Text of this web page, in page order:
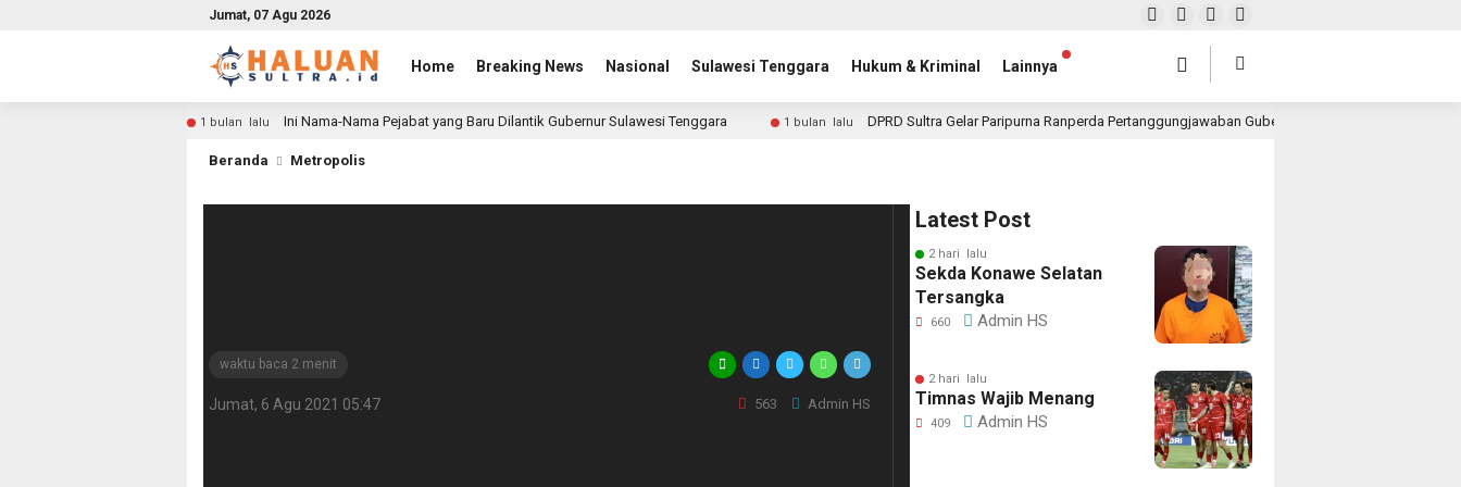
Jumat, 07 Agu 2026
Home Breaking News Nasional Sulawesi Tenggara Hukum & Kriminal Lainnya
1 bulan lalu Ini Nama-Nama Pejabat yang Baru Dilantik Gubernur Sulawesi Tenggara 1 bulan lalu DPRD Sultra Gelar Paripurna Ranperda Pertanggungjawaban Gubernur 2025, Realisasi APBD
Beranda Metropolis
waktu baca 2 menit
Jumat, 6 Agu 2021 05:47 563 Admin HS
Latest Post
2 hari lalu
Sekda Konawe Selatan
Tersangka
660 Admin HS
2 hari lalu
Timnas Wajib Menang
409 Admin HS